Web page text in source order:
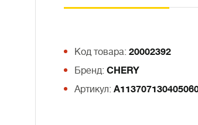
Код товара: 20002392
Бренд: CHERY
Артикул: